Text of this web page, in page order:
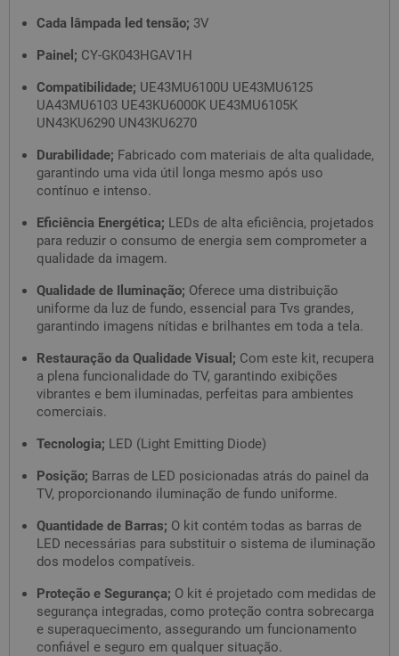
Cada lâmpada led tensão; 3V
Painel; CY-GK043HGAV1H
Compatibilidade; UE43MU6100U UE43MU6125
UA43MU6103 UE43KU6000K UE43MU6105K
UN43KU6290 UN43KU6270
Durabilidade; Fabricado com materiais de alta qualidade,
garantindo uma vida útil longa mesmo após uso
contínuo e intenso.
Eficiência Energética; LEDs de alta eficiência, projetados
para reduzir o consumo de energia sem comprometer a
qualidade da imagem.
Qualidade de Iluminação; Oferece uma distribuição
uniforme da luz de fundo, essencial para Tvs grandes,
garantindo imagens nítidas e brilhantes em toda a tela.
Restauração da Qualidade Visual; Com este kit, recupera
a plena funcionalidade do TV, garantindo exibições
vibrantes e bem iluminadas, perfeitas para ambientes
comerciais.
Tecnologia; LED (Light Emitting Diode)
Posição; Barras de LED posicionadas atrás do painel da
TV, proporcionando iluminação de fundo uniforme.
Quantidade de Barras; O kit contém todas as barras de
LED necessárias para substituir o sistema de iluminação
dos modelos compatíveis.
Proteção e Segurança; O kit é projetado com medidas de
segurança integradas, como proteção contra sobrecarga
e superaquecimento, assegurando um funcionamento
confiável e seguro em qualquer situação.